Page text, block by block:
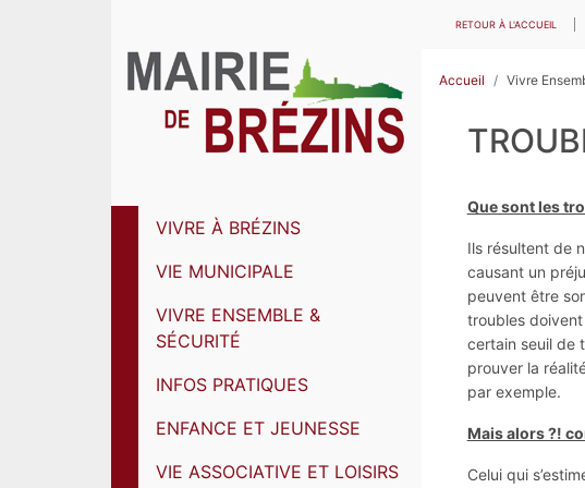
RETOUR À L'ACCUEIL
VIVRE À BRÉZINS
VIE MUNICIPALE
VIVRE ENSEMBLE &
SÉCURITÉ
INFOS PRATIQUES
ENFANCE ET JEUNESSE
VIE ASSOCIATIVE ET LOISIRS
Accueil Vivre
Que sont les
Ils résultent de
causant un
peuvent être
troubles
certain seuil de
prouver la
par exemple.
Mais alors ?!
Celui qui